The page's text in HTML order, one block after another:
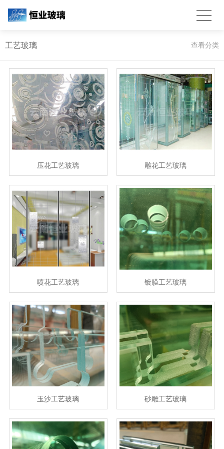
工艺玻璃 查看分类
压花工艺玻璃 雕花工艺玻璃
喷花工艺玻璃 镀膜工艺玻璃
玉沙工艺玻璃 砂雕工艺玻璃